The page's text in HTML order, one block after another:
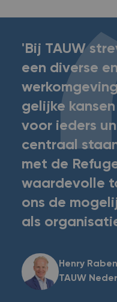
'Bij TAUW
een diverse
gelijke
voor ieders
centraal
met de
waardevolle
ons de
als
Henry
TAUW